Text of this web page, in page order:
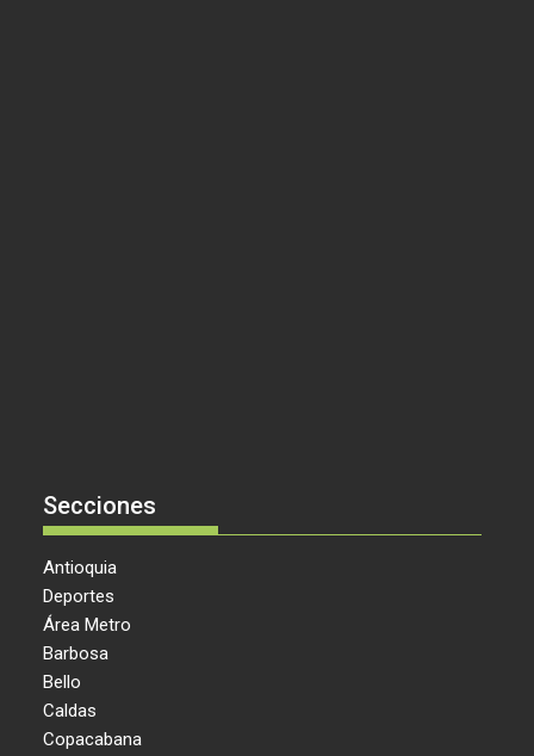
Secciones
Antioquia
Deportes
Área Metro
Barbosa
Bello
Caldas
Copacabana